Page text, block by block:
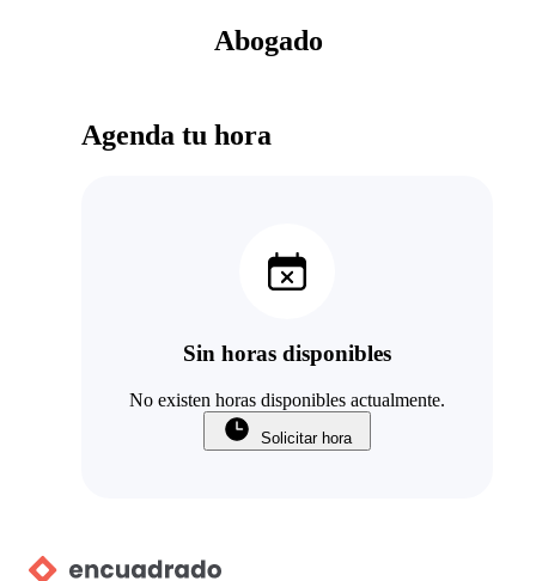
Abogado
Agenda tu hora
Sin horas disponibles
No existen horas disponibles actualmente.
Solicitar hora